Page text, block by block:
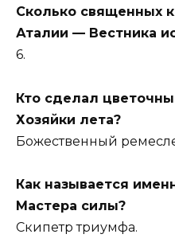
Сколько священных
Аталии — Вестника
6.
Кто сделал
Хозяйки лета?
Божественный
Как называется
Мастера силы?
Скипетр триумфа.